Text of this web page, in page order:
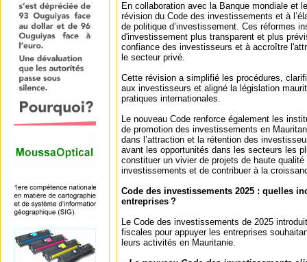
En collaboration avec la Banque mondiale et
révision du Code des investissements et à
de politique d’investissement. Ces réformes
d'investissement plus transparent et plus
confiance des investisseurs et à accroître
le secteur privé.
Cette révision a simplifié les procédures,
aux investisseurs et aligné la législation
pratiques internationales.
Le nouveau Code renforce également les
de promotion des investissements en
dans l’attraction et la rétention des
avant les opportunités dans les secteurs les
constituer un vivier de projets de haute qualité
investissements et de contribuer à la
Code des investissements 2025 : quelles
entreprises ?
Le Code des investissements de 2025
fiscales pour appuyer les entreprises
leurs activités en Mauritanie.